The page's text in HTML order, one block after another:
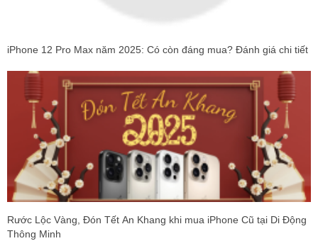
iPhone 12 Pro Max năm 2025: Có còn đáng mua? Đánh giá chi tiết
Rước Lộc Vàng, Đón Tết An Khang khi mua iPhone Cũ tại Di Động
Thông Minh